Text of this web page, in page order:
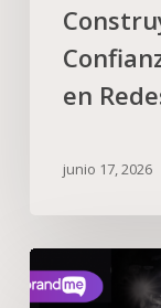
en
junio 17, 2026